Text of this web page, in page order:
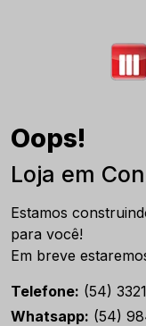
Oops!
Loja em
Estamos
para você!
Em breve
Telefone: (54)
Whatsapp: (54)